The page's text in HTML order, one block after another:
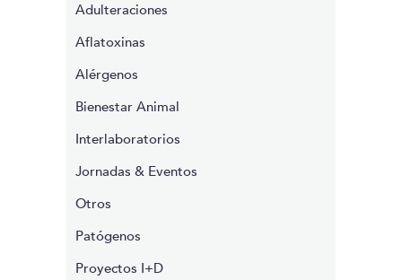
Adulteraciones
Aflatoxinas
Alérgenos
Bienestar Animal
Interlaboratorios
Jornadas & Eventos
Otros
Patógenos
Proyectos I+D